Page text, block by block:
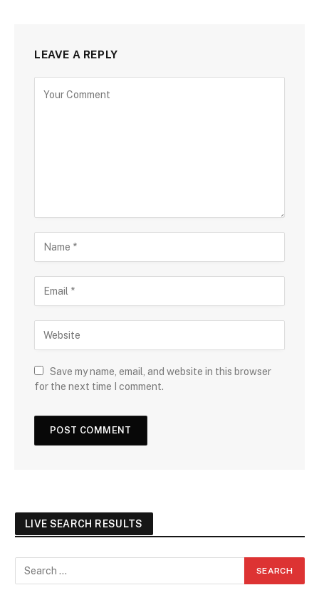
LEAVE A REPLY
Save my name, email, and website in this browser
for the next time I comment.
LIVE SEARCH RESULTS